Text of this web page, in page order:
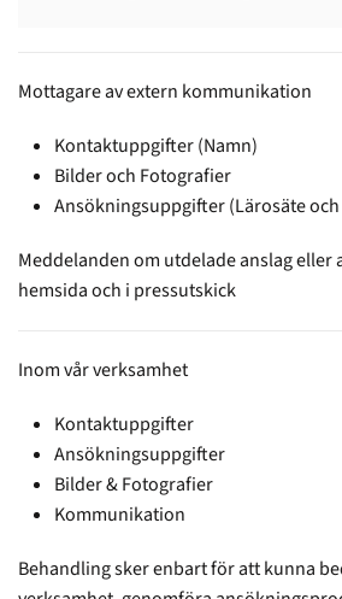
Mottagare av extern kommunikation
Kontaktuppgifter (Namn)
Bilder och Fotografier
Ansökningsuppgifter (Lärosäte
Meddelanden om utdelade anslag
hemsida och i pressutskick
Inom vår verksamhet
Kontaktuppgifter
Ansökningsuppgifter
Bilder & Fotografier
Kommunikation
Behandling sker enbart för att kunna